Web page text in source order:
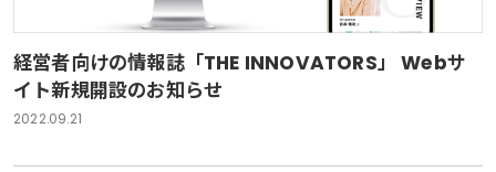
経営者向けの情報誌「THE INNOVATORS」 Webサ
イト新規開設のお知らせ
2022.09.21